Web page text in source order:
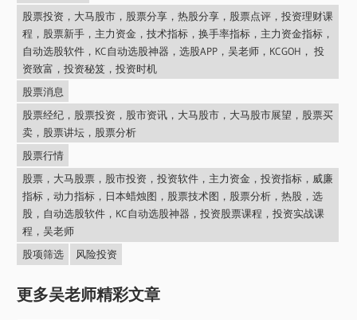
股票投资，大马股市，股票分享，热股分享，股票点评，投资理财课
程，股票新手，主力资金，技术指标，换手率指标，主力资金指标，
自动选股软件，KC自动选股神器，选股APP，吴老师，KCGOH， 投
资致富，投资秘笈，投资时机
股票消息
股票经纪，股票投资，股市资讯，大马股市，大马股市展望，股票买
卖，股票讲坛，股票分析
股票行情
股票，大马股票，股市投资，投资软件，主力资金，投资指标，威廉
指标，动力指标，日本蜡烛图，股票技术图，股票分析，热股，选
股，自动选股软件，KC自动选股神器，投资股票课程，投资实战课
程，吴老师
股项筛选
风险投资
更多吴老师精彩文章